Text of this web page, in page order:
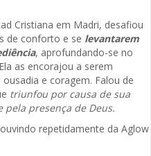
Cristiana em Madri, desafiou
de conforto e se levantarem
, aprofundando-se no
as encorajou a serem
e coragem. Falou de
triunfou por causa de sua
pela presença de Deus.
repetidamente da Aglow